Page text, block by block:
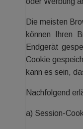
Die meisten
können Ihren
Endgerät
Cookie
kann es sein,
Nachfolgend
a) Session-